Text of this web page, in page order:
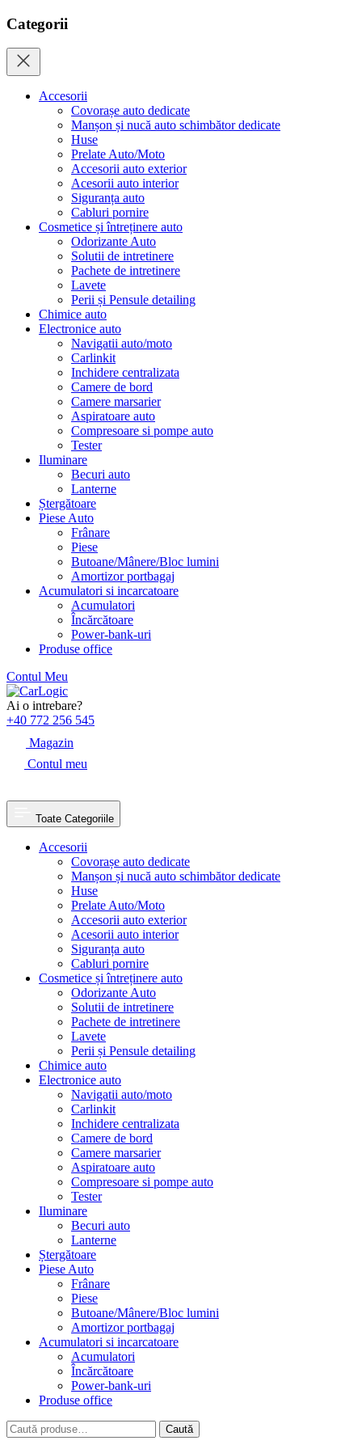
Categorii
Accesorii
Covorașe auto dedicate
Manșon și nucă auto schimbător dedicate
Huse
Prelate Auto/Moto
Accesorii auto exterior
Acesorii auto interior
Siguranța auto
Cabluri pornire
Cosmetice și întreținere auto
Odorizante Auto
Solutii de intretinere
Pachete de intretinere
Lavete
Perii și Pensule detailing
Chimice auto
Electronice auto
Navigatii auto/moto
Carlinkit
Inchidere centralizata
Camere de bord
Camere marsarier
Aspiratoare auto
Compresoare si pompe auto
Tester
Iluminare
Becuri auto
Lanterne
Ștergătoare
Piese Auto
Frânare
Piese
Butoane/Mânere/Bloc lumini
Amortizor portbagaj
Acumulatori si incarcatoare
Acumulatori
Încărcătoare
Power-bank-uri
Produse office
Contul Meu
Skip
to
content
Ai o intrebare?
+40 772 256 545
Magazin
Contul meu
Toate Categoriile
Accesorii
Covorașe auto dedicate
Manșon și nucă auto schimbător dedicate
Huse
Prelate Auto/Moto
Accesorii auto exterior
Acesorii auto interior
Siguranța auto
Cabluri pornire
Cosmetice și întreținere auto
Odorizante Auto
Solutii de intretinere
Pachete de intretinere
Lavete
Perii și Pensule detailing
Chimice auto
Electronice auto
Navigatii auto/moto
Carlinkit
Inchidere centralizata
Camere de bord
Camere marsarier
Aspiratoare auto
Compresoare si pompe auto
Tester
Iluminare
Becuri auto
Lanterne
Ștergătoare
Piese Auto
Frânare
Piese
Butoane/Mânere/Bloc lumini
Amortizor portbagaj
Acumulatori si incarcatoare
Acumulatori
Încărcătoare
Power-bank-uri
Produse office
Caută
după:
Caută